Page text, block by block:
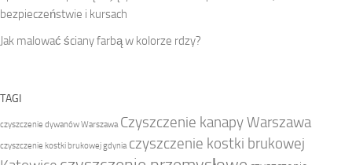
bezpieczeństwie i kursach
Jak malować ściany farbą w kolorze rdzy?
TAGI
czyszczenie dywanów Warszawa Czyszczenie kanapy Warszawa
czyszczenie kostki brukowej gdynia czyszczenie kostki brukowej